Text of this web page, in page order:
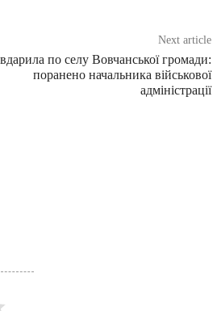
Next article
по селу Вовчанської громади:
поранено начальника військової
адміністрації